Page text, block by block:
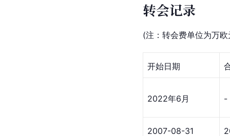
转会记录
(注：转会费单位为万
开始日期
2022年6月 -
2007-08-31